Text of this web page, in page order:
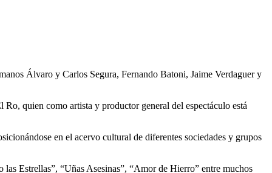
Álvaro y Carlos Segura, Fernando Batoni, Jaime Verdaguer y
quien como artista y productor general del espectáculo está
en el acervo cultural de diferentes sociedades y grupos
Estrellas”, “Uñas Asesinas”, “Amor de Hierro” entre muchos